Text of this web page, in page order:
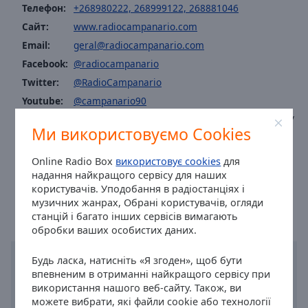
Ми використовуємо Cookies
Online Radio Box використовує cookies для
надання найкращого сервісу для наших
користувачів. Уподобання в радіостанціях і
музичних жанрах, Обрані користувачів, огляди
станцій і багато інших сервісів вимагають
обробки ваших особистих даних.
Будь ласка, натисніть «Я згоден», щоб бути
впевненим в отриманні найкращого сервісу при
використання нашого веб-сайту. Також, ви
можете вибрати, які файли cookie або технології
Background
Color
Opacity
Family
Телефон:
+268980222, 268999122, 268881046
Сайт:
www.radiocampanario.com
Email:
geral@radiocampanario.com
Facebook: @radiocampanario
Twitter:
@RadioCampanario
Youtube:
@campanario90
https://www.facebook.com/groups/154729377940706/about/
Fax: (+351) 268 999 727
radio.campanario@sapo.pt
Publicidade: publicidade@radiocampanario.com
Час в місті Vila Viçosa:15:37,08.10.2026